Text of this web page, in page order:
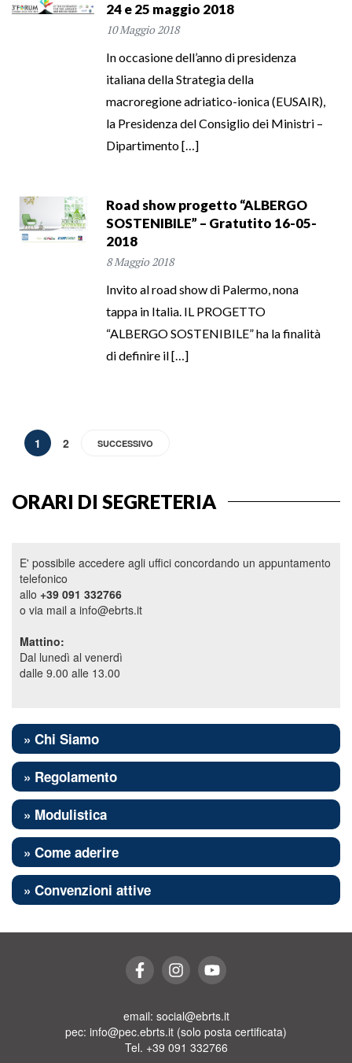
24 e 25 maggio 2018
10 Maggio 2018
In occasione dell’anno di presidenza
italiana della Strategia della
macroregione adriatico-ionica (EUSAIR),
la Presidenza del Consiglio dei Ministri –
Dipartimento […]
Road show progetto “ALBERGO
SOSTENIBILE” – Gratutito 16-05-
2018
8 Maggio 2018
Invito al road show di Palermo, nona
tappa in Italia. IL PROGETTO
“ALBERGO SOSTENIBILE” ha la finalità
di definire il […]
1 2 SUCCESSIVO
ORARI DI SEGRETERIA
E' possibile accedere agli uffici concordando un appuntamento
telefonico
allo +39 091 332766
o via mail a info@ebrts.it
Mattino:
Dal lunedì al venerdì
dalle 9.00 alle 13.00
» Chi Siamo
» Regolamento
» Modulistica
» Come aderire
» Convenzioni attive
email: social@ebrts.it
pec: info@pec.ebrts.it (solo posta certificata)
Tel. +39 091 332766